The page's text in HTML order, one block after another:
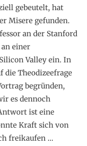
gebeutelt, hat
Misere gefunden.
an der Stanford
einer
Valley ein. In
die Theodizeefrage
begründen,
es dennoch
ist eine
Kraft sich von
freikaufen …